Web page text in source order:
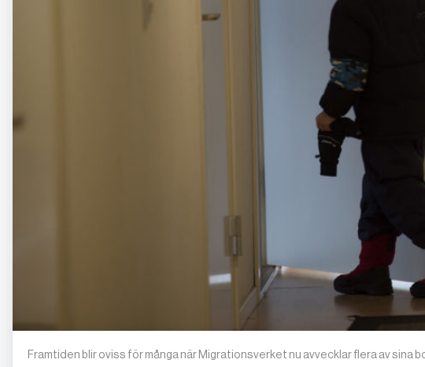
Framtiden blir oviss för många när Migrationsverket nu avvecklar flera av sina